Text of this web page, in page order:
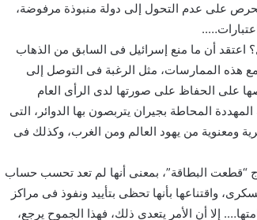
على عدم التحول إلى دولة منبوذة مرفوضة،
اعتقد أن ما منع إسرائيل فى السابق من الذهاب
هذه الممارسات، مثل الرغبة فى التوصل إلى
على الحفاظ على صورتها لدى الرأى العام
المحاطة بجيران يتربصون بها الدوائر، التى
ومعنوية من يهود العالم ومن الغرب، وكذلك فى
“قطعت البطاقة”، بمعنى أنها لم تعد تحسب حساب
واقتناعها بأنها تحظى بتأييد ونفوذ فى مراكز
إلا أن الأمر يتعدى ذلك، فهذا الجموح يرجع،